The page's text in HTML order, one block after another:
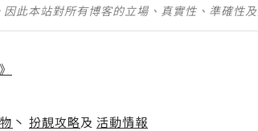
此本站對所有博客的立場、真實性、準確性
丶 扮靚攻略及 活動情報